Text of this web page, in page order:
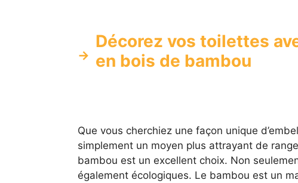
Décorez vos toilettes
en bois de bambou
Que vous cherchiez une façon unique
simplement un moyen plus attrayant de
bambou est un excellent choix. Non
également écologiques. Le bambou est un